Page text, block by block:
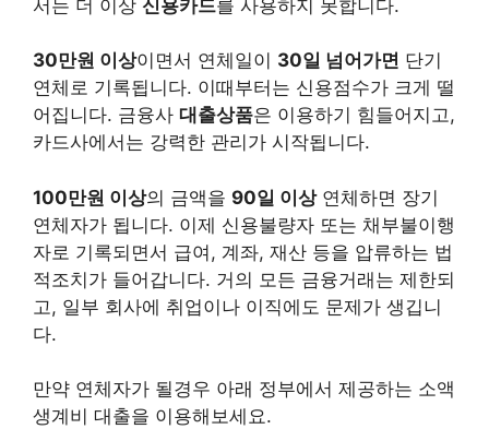
서는 더 이상 신용카드를 사용하지 못합니다.
30만원 이상이면서 연체일이 30일 넘어가면 단기
연체로 기록됩니다. 이때부터는 신용점수가 크게 떨
어집니다. 금융사 대출상품은 이용하기 힘들어지고,
카드사에서는 강력한 관리가 시작됩니다.
100만원 이상의 금액을 90일 이상연체하면 장기
연체자가 됩니다. 이제 신용불량자 또는 채부불이행
자로 기록되면서 급여, 계좌, 재산 등을 압류하는 법
적조치가 들어갑니다. 거의 모든 금융거래는 제한되
고, 일부 회사에 취업이나 이직에도 문제가 생깁니
다.
만약 연체자가 될경우 아래 정부에서 제공하는 소액
생계비 대출을 이용해보세요.